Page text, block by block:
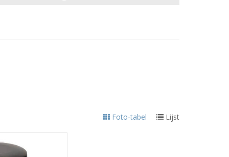
Foto-tabel Lijst